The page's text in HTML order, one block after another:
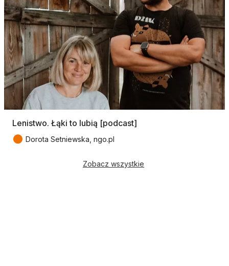
Lenistwo. Łąki to lubią [podcast]
● Dorota Setniewska, ngo.pl
Zobacz wszystkie